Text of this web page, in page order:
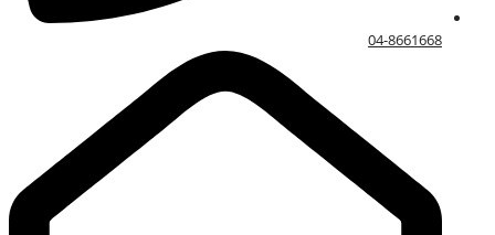
04-8661668